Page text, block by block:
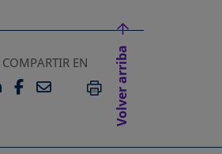
COMPARTIR EN
LINKEDIN
SE ABRE EN UNA PESTAÑA
FACEBOOK
SE ABRE EN UNA
EMAILIMPRIMIR
Volver arriba